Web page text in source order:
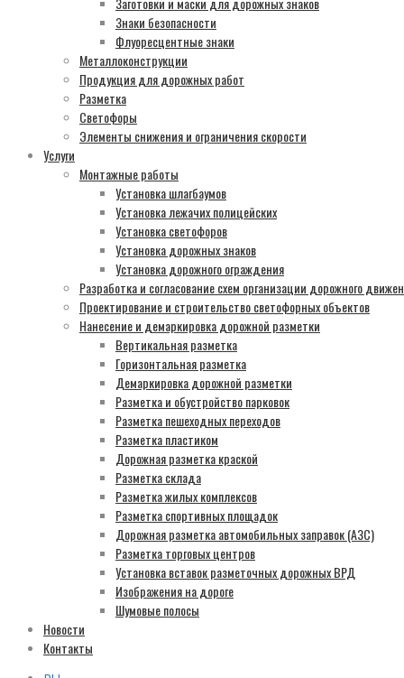
Знаки безопасности
Флуоресцентные знаки
Металлоконструкции
Продукция для дорожных работ
Разметка
Светофоры
Элементы снижения и ограничения скорости
Услуги
Монтажные работы
Установка шлагбаумов
Установка лежачих полицейских
Установка светофоров
Установка дорожных знаков
Установка дорожного ограждения
Разработка и согласование схем организации дорожного
Проектирование и строительство светофорных объектов
Нанесение и демаркировка дорожной разметки
Вертикальная разметка
Горизонтальная разметка
Демаркировка дорожной разметки
Разметка и обустройство парковок
Разметка пешеходных переходов
Разметка пластиком
Дорожная разметка краской
Разметка склада
Разметка жилых комплексов
Разметка спортивных площадок
Дорожная разметка автомобильных заправок (АЗС)
Разметка торговых центров
Установка вставок разметочных дорожных ВРД
Изображения на дороге
Шумовые полосы
Новости
Контакты